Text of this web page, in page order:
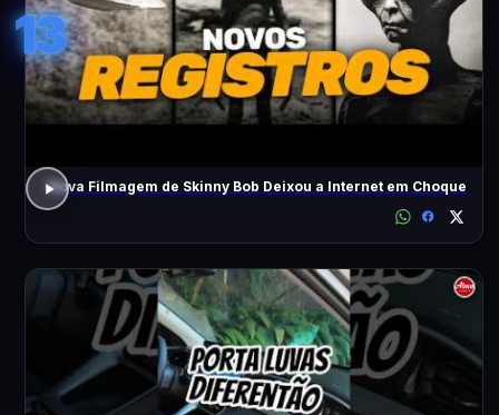
13
Nova Filmagem de Skinny Bob Deixou a Internet em Choque